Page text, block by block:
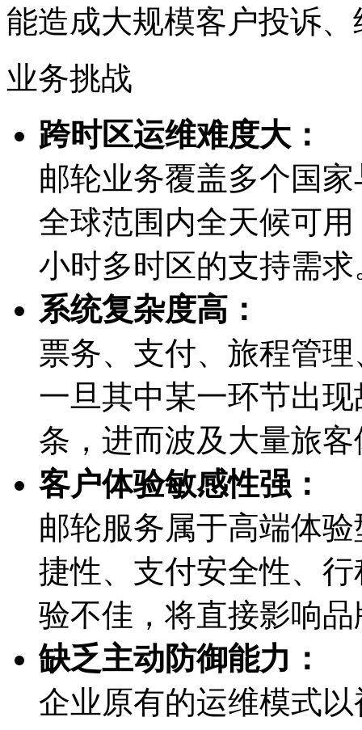
能造成大规模客户投诉
业务挑战
跨时区运维难度大：
邮轮业务覆盖多个国家
全球范围内全天候可用
小时多时区的支持需求
系统复杂度高：
票务、支付、旅程管
一旦其中某一环节出现
条，进而波及大量旅
客户体验敏感性强：
邮轮服务属于高端体验
捷性、支付安全性
验不佳，将直接影
缺乏主动防御能力：
企业原有的运维模式以